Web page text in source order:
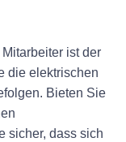
ist der
die elektrischen
Bieten Sie
sicher, dass sich